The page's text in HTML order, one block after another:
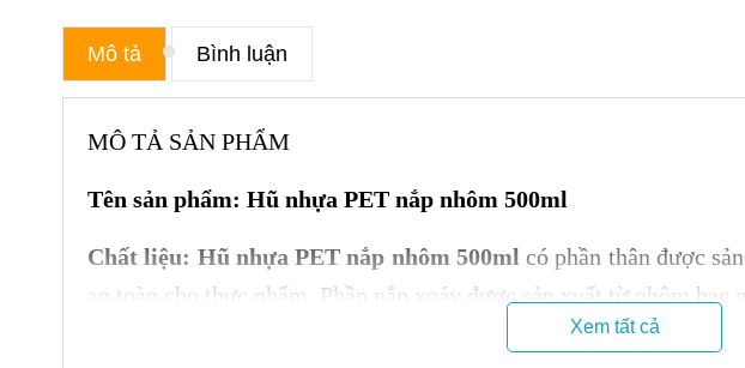
Mô tả Bình luận
MÔ TẢ SẢN PHẨM
Tên sản phẩm: Hũ nhựa PET nắp nhôm 500ml
Chất liệu: Hũ nhựa PET nắp nhôm 500mlcó phần thân được
an toàn cho thực phẩm. Phần nắp xoáy được sản xuất từ nhôm bạc
Xem tất cả